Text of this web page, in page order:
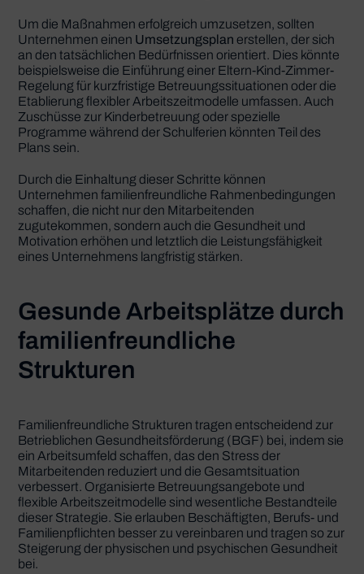
Um die Maßnahmen erfolgreich umzusetzen, sollten
Unternehmen einen Umsetzungsplan erstellen, der sich
an den tatsächlichen Bedürfnissen orientiert. Dies könnte
beispielsweise die Einführung einer Eltern-Kind-Zimmer-
Regelung für kurzfristige Betreuungssituationen oder die
Etablierung flexibler Arbeitszeitmodelle umfassen. Auch
Zuschüsse zur Kinderbetreuung oder spezielle
Programme während der Schulferien könnten Teil des
Plans sein.
Durch die Einhaltung dieser Schritte können
Unternehmen familienfreundliche Rahmenbedingungen
schaffen, die nicht nur den Mitarbeitenden
zugutekommen, sondern auch die Gesundheit und
Motivation erhöhen und letztlich die Leistungsfähigkeit
eines Unternehmens langfristig stärken.
Gesunde Arbeitsplätze durch
familienfreundliche
Strukturen
Familienfreundliche Strukturen tragen entscheidend zur
Betrieblichen Gesundheitsförderung (BGF) bei, indem sie
ein Arbeitsumfeld schaffen, das den Stress der
Mitarbeitenden reduziert und die Gesamtsituation
verbessert. Organisierte Betreuungsangebote und
flexible Arbeitszeitmodelle sind wesentliche Bestandteile
dieser Strategie. Sie erlauben Beschäftigten, Berufs- und
Familienpflichten besser zu vereinbaren und tragen so zur
Steigerung der physischen und psychischen Gesundheit
bei.